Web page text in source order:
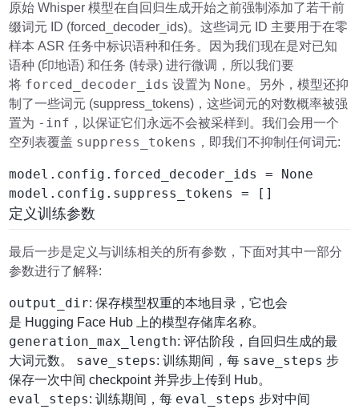
原始 Whisper 模型在自回归生成开始之前强制添加了若干前
缀词元 ID (forced_decoder_ids)。这些词元 ID 主要用于在零
样本 ASR 任务中标识语种和任务。因为我们现在是对已知
语种 (印地语) 和任务 (转录) 进行微调，所以我们要
将 forced_decoder_ids 设置为 None。另外，模型还抑
制了一些词元 (suppress_tokens)，这些词元的对数概率被强
置为 -inf ，以保证它们永远不会被采样到。我们会用一个
空列表覆盖 suppress_tokens ，即我们不抑制任何词元:
model.config.forced_decoder_ids = None
model.config.suppress_tokens = []
定义训练参数
最后一步是定义与训练相关的所有参数，下面对其中一部分
参数进行了解释:
output_dir: 保存模型权重的本地目录，它也会
是 Hugging Face Hub 上的模型存储库名称。
generation_max_length: 评估阶段，自回归生成的最
大词元数。 save_steps: 训练期间，每 save_steps 步
保存一次中间 checkpoint 并异步上传到 Hub。
eval_steps: 训练期间，每 eval_steps 步对中间